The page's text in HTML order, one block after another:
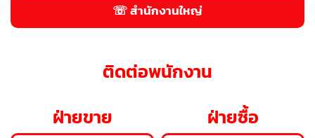
☏ สำนักงานใหญ่
ติดต่อพนักงาน
ฝ่ายขาย
ฝ่ายซื้อ